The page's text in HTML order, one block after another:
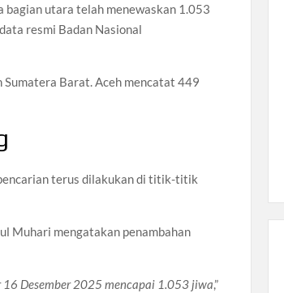
bagian utara telah menewaskan 1.053
resmi Badan Nasional
Barat. Aceh mencatat 449
terus dilakukan di titik-titik
Muhari mengatakan penambahan
Desember 2025 mencapai 1.053 jiwa,”